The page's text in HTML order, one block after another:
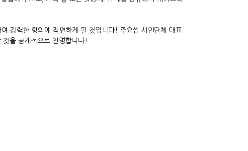
강력한 항의에 직면하게 될 것입니다! 주요셉 시민단체 대표
을 공개적으로 천명합니다!